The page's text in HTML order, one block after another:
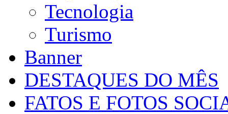
Tecnologia
Turismo
Banner
DESTAQUES DO MÊS
FATOS E FOTOS